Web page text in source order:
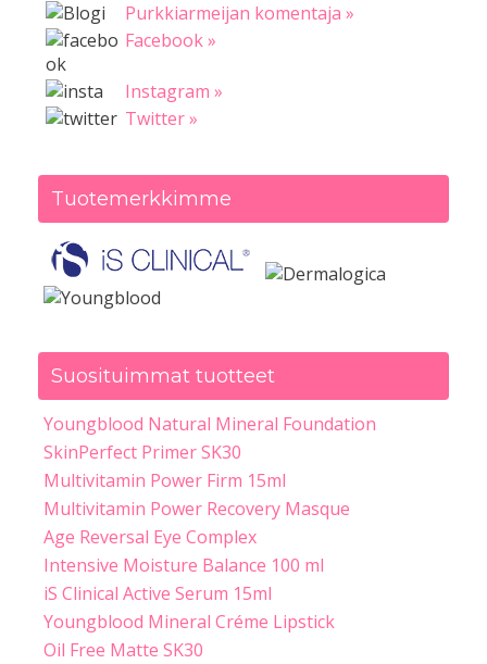
Purkkiarmeijan komentaja »
Facebook »
Instagram »
Twitter »
Tuotemerkkimme
Suosituimmat tuotteet
Youngblood Natural Mineral Foundation
SkinPerfect Primer SK30
Multivitamin Power Firm 15ml
Multivitamin Power Recovery Masque
Age Reversal Eye Complex
Intensive Moisture Balance 100 ml
iS Clinical Active Serum 15ml
Youngblood Mineral Créme Lipstick
Oil Free Matte SK30